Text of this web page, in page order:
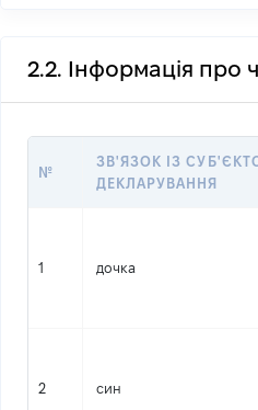
2.2. Інформація про
№
ЗВ'ЯЗОК ІЗ
ДЕКЛАРУВАННЯ
1 дочка
2 син